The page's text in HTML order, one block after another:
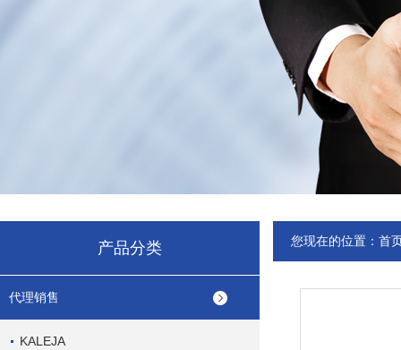
产品分类
代理销售
KALEJA
您现在的位置： 首